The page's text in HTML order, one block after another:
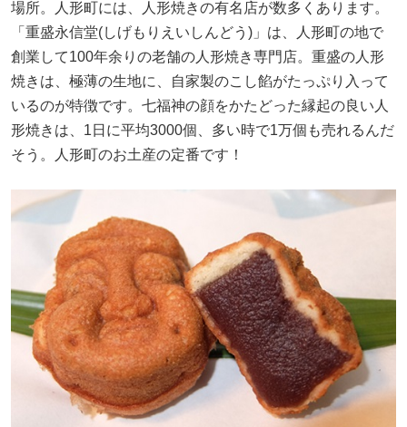
場所。人形町には、人形焼きの有名店が数多くあります。
「重盛永信堂(しげもりえいしんどう)」は、人形町の地で
創業して100年余りの老舗の人形焼き専門店。重盛の人形
焼きは、極薄の生地に、自家製のこし餡がたっぷり入って
いるのが特徴です。七福神の顔をかたどった縁起の良い人
形焼きは、1日に平均3000個、多い時で1万個も売れるんだ
そう。人形町のお土産の定番です！